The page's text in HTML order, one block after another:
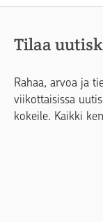
Tilaa
Rahaa, arvoa ja
viikottaisissa
kokeile. Kaikki